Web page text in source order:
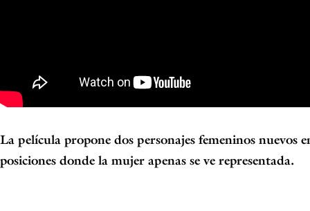
La película propone dos personajes femeninos nuevos
posiciones donde la mujer apenas se ve representada.